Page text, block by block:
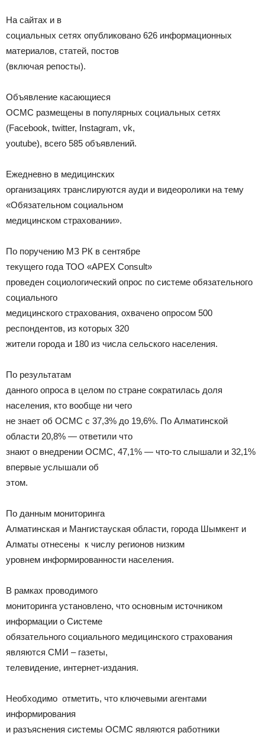
На сайтах и в
социальных сетях опубликовано 626 информационных
материалов, статей, постов
(включая репосты).
Объявление касающиеся
ОСМС размещены в популярных социальных сетях
(Facebook, twitter, Instagram, vk,
youtube), всего 585 объявлений.
Ежедневно в медицинских
организациях транслируются ауди и видеоролики на тему
«Обязательном социальном
медицинском страховании».
По поручению МЗ РК в сентябре
текущего года ТОО «APEX Consult»
проведен социологический опрос по системе обязательного
социального
медицинского страхования, охвачено опросом 500
респондентов, из которых 320
жители города и 180 из числа сельского населения.
По результатам
данного опроса в целом по стране сократилась доля
населения, кто вообще ни чего
не знает об ОСМС с 37,3% до 19,6%. По Алматинской
области 20,8% — ответили что
знают о внедрении ОСМС, 47,1% — что-то слышали и 32,1%
впервые услышали об
этом.
По данным мониторинга
Алматинская и Мангистауская области, города Шымкент и
Алматы отнесены к числу регионов низким
уровнем информированности населения.
В рамках проводимого
мониторинга установлено, что основным источником
информации о Системе
обязательного социального медицинского страхования
являются СМИ – газеты,
телевидение, интернет-издания.
Необходимо отметить, что ключевыми агентами
информирования
и разъяснения системы ОСМС являются работники